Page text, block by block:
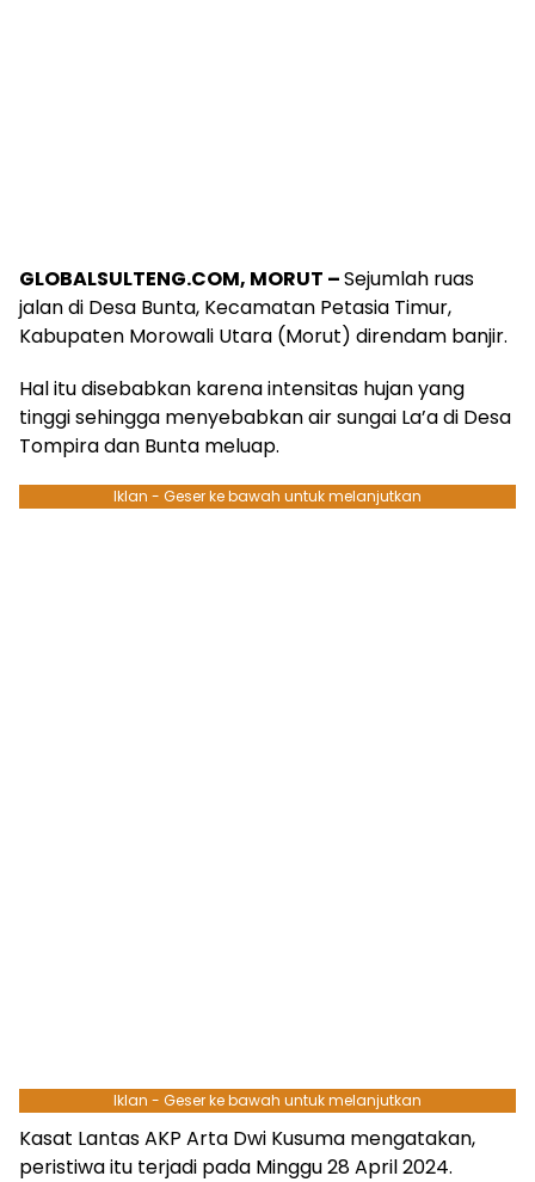
GLOBALSULTENG.COM, MORUT –Sejumlah ruas
jalan di Desa Bunta, Kecamatan Petasia Timur,
Kabupaten Morowali Utara (Morut) direndam banjir.
Hal itu disebabkan karena intensitas hujan yang
tinggi sehingga menyebabkan air sungai La’a di Desa
Tompira dan Bunta meluap.
Iklan - Geser ke bawah untuk melanjutkan
Iklan - Geser ke bawah untuk melanjutkan
Kasat Lantas AKP Arta Dwi Kusuma mengatakan,
peristiwa itu terjadi pada Minggu 28 April 2024.